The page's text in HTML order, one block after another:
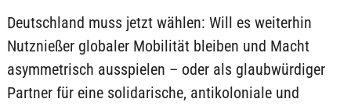
Deutschland muss jetzt wählen: Will es weiterhin
Nutznießer globaler Mobilität bleiben und Macht
asymmetrisch ausspielen – oder als glaubwürdiger
Partner für eine solidarische, antikoloniale und